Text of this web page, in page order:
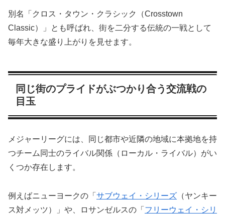
別名「クロス・タウン・クラシック（Crosstown
Classic）」とも呼ばれ、街を二分する伝統の一戦として
毎年大きな盛り上がりを見せます。
同じ街のプライドがぶつかり合う交流戦の
目玉
メジャーリーグには、同じ都市や近隣の地域に本拠地を持
つチーム同士のライバル関係（ローカル・ライバル）がい
くつか存在します。
例えばニューヨークの「 サブウェイ・シリーズ （ヤンキー
ス対メッツ）」や、ロサンゼルスの「 フリーウェイ・シリ